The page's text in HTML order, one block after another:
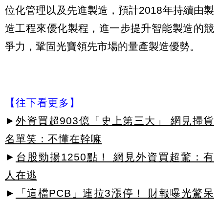
位化管理以及先進製造，預計2018年持續由製
造工程來優化製程，進一步提升智能製造的競
爭力，鞏固光寶領先市場的量產製造優勢。
【往下看更多】
► 外資買超903億「史上第三大」 網見掃貨
名單笑：不懂在幹嘛
► 台股勁揚1250點！ 網見外資買超驚：有
人在逃
►
「這檔PCB」連拉3漲停！ 財報曝光驚呆